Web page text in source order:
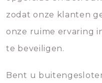
zodat onze klanten
onze ruime ervaring
te beveiligen.
Bent u